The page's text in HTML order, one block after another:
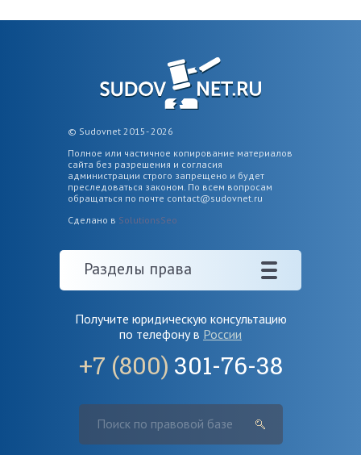
© Sudovnet 2015- 2026
Полное или частичное копирование материалов
сайта без разрешения и согласия
администрации строго запрещено и будет
преследоваться законом. По всем вопросам
обращаться по почте contact@sudovnet.ru
Сделано в SolutionsSeo
Разделы права
Получите юридическую консультацию
по телефону в России
+7 (800) 301-76-38